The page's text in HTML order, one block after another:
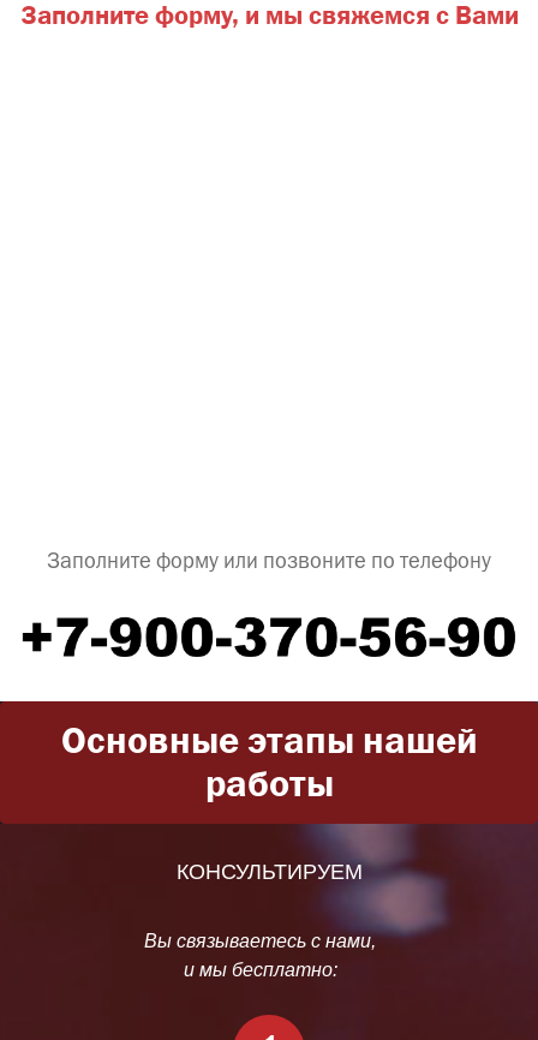
Заполните форму, и мы свяжемся с Вами
Заполните форму или позвоните по телефону
Основные этапы нашей
работы
КОНСУЛЬТИРУЕМ
Вы связываетесь с нами,
и мы бесплатно: